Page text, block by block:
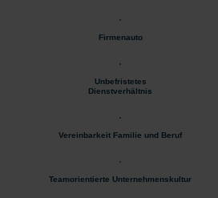
Firmenauto
Unbefristetes
Dienstverhältnis
Vereinbarkeit Familie und Beruf
Teamorientierte Unternehmenskultur